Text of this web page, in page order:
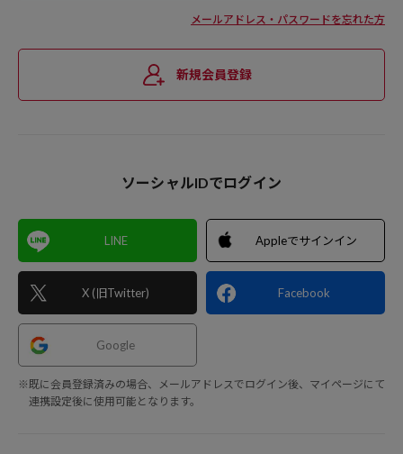
メールアドレス・パスワードを忘れた方
新規会員登録
ソーシャルIDでログイン
LINE
X (旧Twitter)
Appleでサインイン
Facebook
Google
※既に会員登録済みの場合、メールアドレスでログイン後、マイページにて
連携設定後に使用可能となります。